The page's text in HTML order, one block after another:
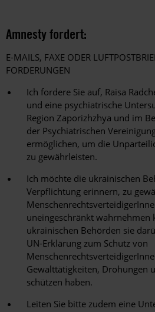
Amnesty fordert:
E-MAILS, FAXE ODER
FORDERUNGEN
Ich fordere Sie auf, Raisa
und eine psychiatrische
Region Zaporizhzhya und im
der Psychiatrischen
ermöglichen, um die
zu gewährleisten.
Ich möchte die ukrainischen
Verpflichtung erinnern, zu
uneingeschränkt wahrnehmen
ukrainischen Behörden sie
UN-Erklärung zum Schutz von
Gewalttätigkeiten, Drohungen
schützen haben.
Leiten Sie bitte zudem eine